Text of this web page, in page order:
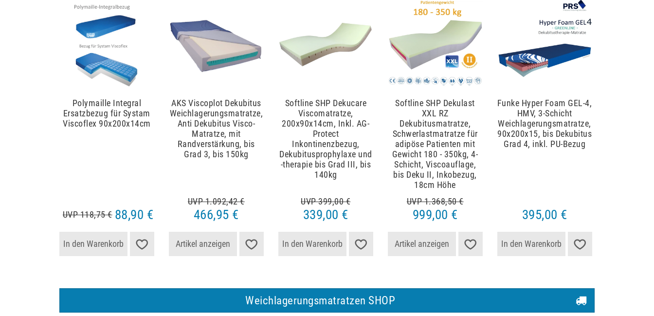
Polymaille Integral
Ersatzbezug für Systam
Viscoflex 90x200x14cm
UVP 118,75 € 88,90 €
In den Warenkorb
AKS Viscoplot Dekubitus
Weichlagerungsmatratze,
Anti Dekubitus Visco-
Matratze, mit
Randverstärkung, bis
Grad 3, bis 150kg
UVP 1.092,42 €
466,95 €
Artikel anzeigen
Softline SHP Dekucare
Viscomatratze,
200x90x14cm, Inkl. AG-
Protect
Inkontinenzbezug,
Dekubitusprophylaxe und
-therapie bis Grad III, bis
140kg
UVP 399,00 €
339,00 €
In den Warenkorb
Softline SHP Dekulast
XXL RZ
Dekubitusmatratze,
Schwerlastmatratze für
adipöse Patienten mit
Gewicht 180 - 350kg, 4-
Schicht, Viscoauflage,
bis Deku II, Inkobezug,
18cm Höhe
UVP 1.368,50 €
999,00 €
Artikel anzeigen
Funke Hyper Foam GEL-4,
HMV, 3-Schicht
Weichlagerungsmatratze,
90x200x15, bis Dekubitus
Grad 4, inkl. PU-Bezug
395,00 €
In den Warenkorb
Weichlagerungsmatratzen SHOP